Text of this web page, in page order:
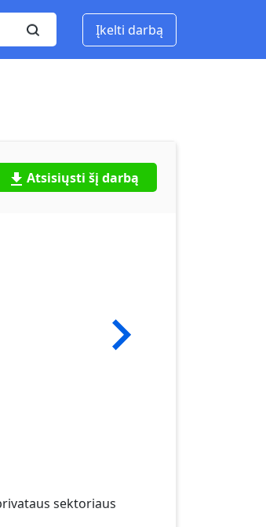
Įkelti darbą
Atsisiųsti šį darbą
sektoriaus